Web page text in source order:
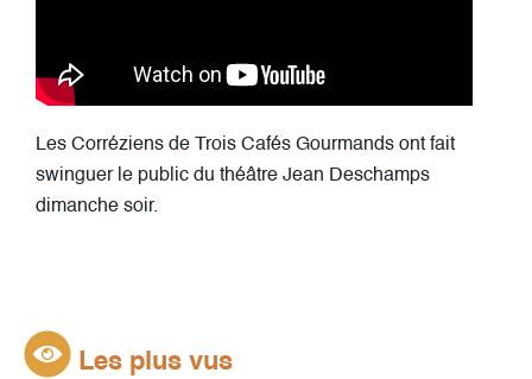
Les Corréziens de Trois Cafés Gourmands ont fait
swinguer le public du théâtre Jean Deschamps
dimanche soir.
Les plus vus